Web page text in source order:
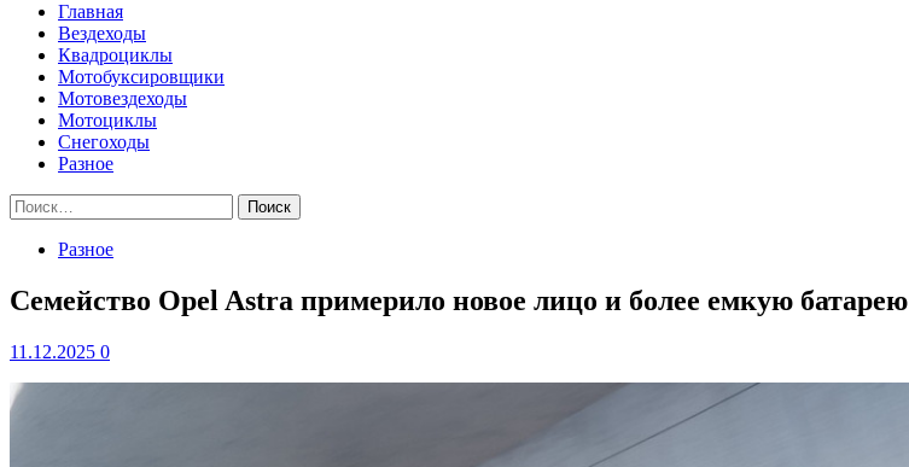
Главная
Вездеходы
Квадроциклы
Мотобуксировщики
Мотовездеходы
Мотоциклы
Снегоходы
Разное
Найти:
Разное
Семейство Opel Astra примерило новое лицо и более емкую батарею
11.12.2025 0